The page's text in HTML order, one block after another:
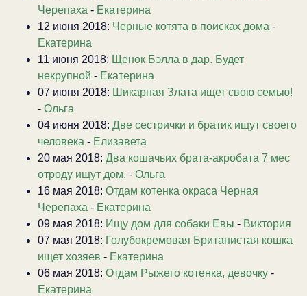
Черепаха - Екатерина
12 июня 2018: Черные котята в поисках дома -
Екатерина
11 июня 2018: Щенок Бэлла в дар. Будет
некрупной - Екатерина
07 июня 2018: Шикарная Злата ищет свою семью!
- Ольга
04 июня 2018: Две сестрички и братик ищут своего
человека - Елизавета
20 мая 2018: Два кошачьих брата-акробата 7 мес
отроду ищут дом. - Ольга
16 мая 2018: Отдам котенка окраса Черная
Черепаха - Екатерина
09 мая 2018: Ищу дом для собаки Евы - Виктория
07 мая 2018: Голубокремовая Британистая кошка
ищет хозяев - Екатерина
06 мая 2018: Отдам Рыжего котенка, девочку -
Екатерина